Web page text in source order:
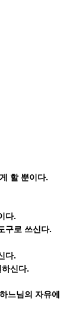
할 뿐이다.
다.
구로 쓰신다.
다.
하신다.
느님의 자유에